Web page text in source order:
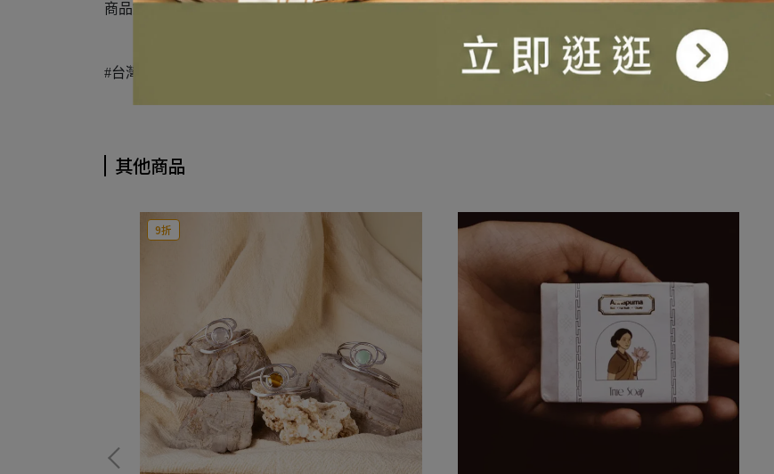
商品如需退換貨請配合遵從下方告示處理，感謝您的配合。
#台灣造型 #壓縮毛巾 #無添加 #天然 #無染 #新生兒 ＃Baby ＃紗布巾
其他商品
9折